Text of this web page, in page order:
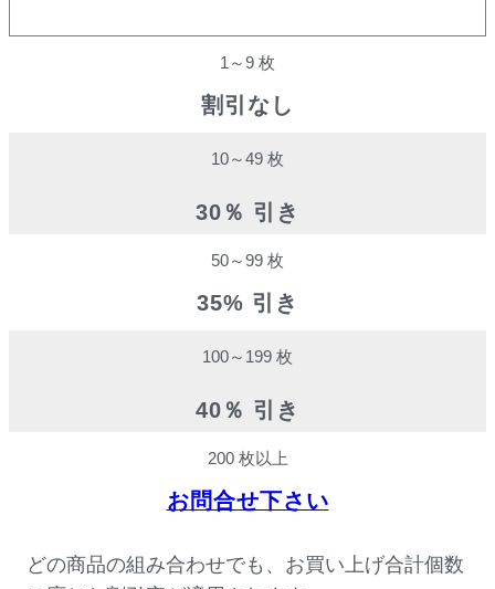
1～9 枚
割引なし
10～49 枚
30％ 引き
50～99 枚
35% 引き
100～199 枚
40％ 引き
200 枚以上
お問合せ下さい
どの商品の組み合わせでも、お買い上げ合計個数